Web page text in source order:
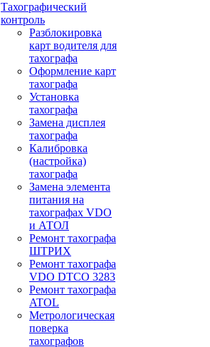
Тахографический
контроль
Разблокировка
карт водителя для
тахографа
Оформление карт
тахографа
Установка
тахографа
Замена дисплея
тахографа
Калибровка
(настройка)
тахографа
Замена элемента
питания на
тахографах VDO
и АТОЛ
Ремонт тахографа
ШТРИХ
Ремонт тахографа
VDO DTCO 3283
Ремонт тахографа
ATOL
Метрологическая
поверка
тахографов